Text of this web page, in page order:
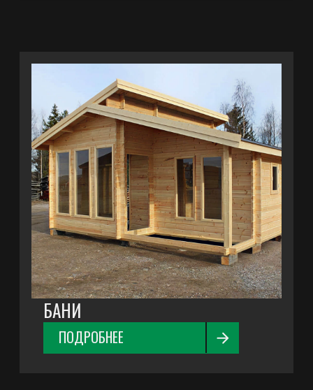
ХОЗЯЙСТВЕННЫЕ ПОСТРОЙКИ
ПОДРОБНЕЕ